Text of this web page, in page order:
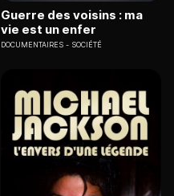
Guerre des voisins : ma
vie est un enfer
DOCUMENTAIRES SOCIÉTÉ